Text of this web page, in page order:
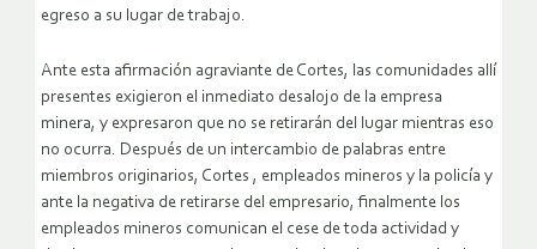
egreso a su lugar de trabajo.
Ante esta afirmación agraviante de Cortes, las comunidades allí
presentes exigieron el inmediato desalojo de la empresa
minera, y expresaron que no se retirarán del lugar mientras eso
no ocurra. Después de un intercambio de palabras entre
miembros originarios, Cortes , empleados mineros y la policía y
ante la negativa de retirarse del empresario, finalmente los
empleados mineros comunican el cese de toda actividad y